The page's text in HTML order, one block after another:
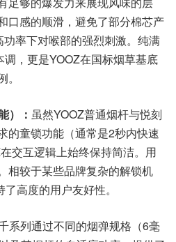
口感的顺滑，避免了部分棉芯产
功率下对喉部的强烈刺激。纯满
，更是YOOZ在国标烟草基底
）： 虽然YOOZ普通烟杆与悦刻
的童锁功能（通常是2秒内快速
交互逻辑上始终保持简洁。用
相较于某些品牌复杂的解锁机
高度的用户友好性。
系列通过不同的烟弹规格（6毫